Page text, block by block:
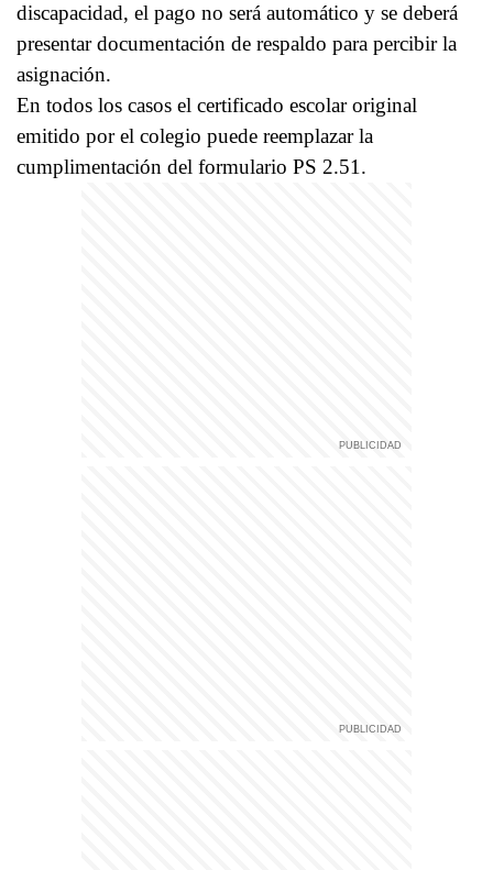
discapacidad, el pago no será automático y se deberá
presentar documentación de respaldo para percibir la
asignación.
En todos los casos el certificado escolar original
emitido por el colegio puede reemplazar la
cumplimentación del formulario PS 2.51.